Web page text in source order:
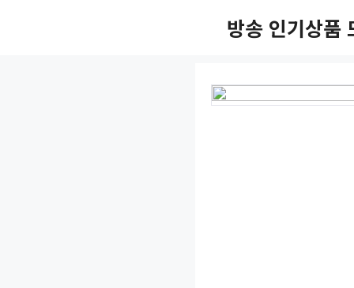
방송 인기상품